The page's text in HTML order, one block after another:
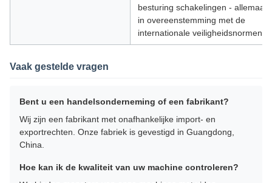
besturing schakelingen - allemaal
in overeenstemming met de
internationale veiligheidsnormen
Vaak gestelde vragen
Bent u een handelsonderneming of een fabrikant?
Wij zijn een fabrikant met onafhankelijke import- en
exportrechten. Onze fabriek is gevestigd in Guangdong,
China.
Hoe kan ik de kwaliteit van uw machine controleren?